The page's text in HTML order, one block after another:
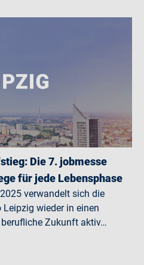
Die 7. jobmesse
für jede Lebensphase
verwandelt sich die
Leipzig wieder in einen
Zukunft aktiv…